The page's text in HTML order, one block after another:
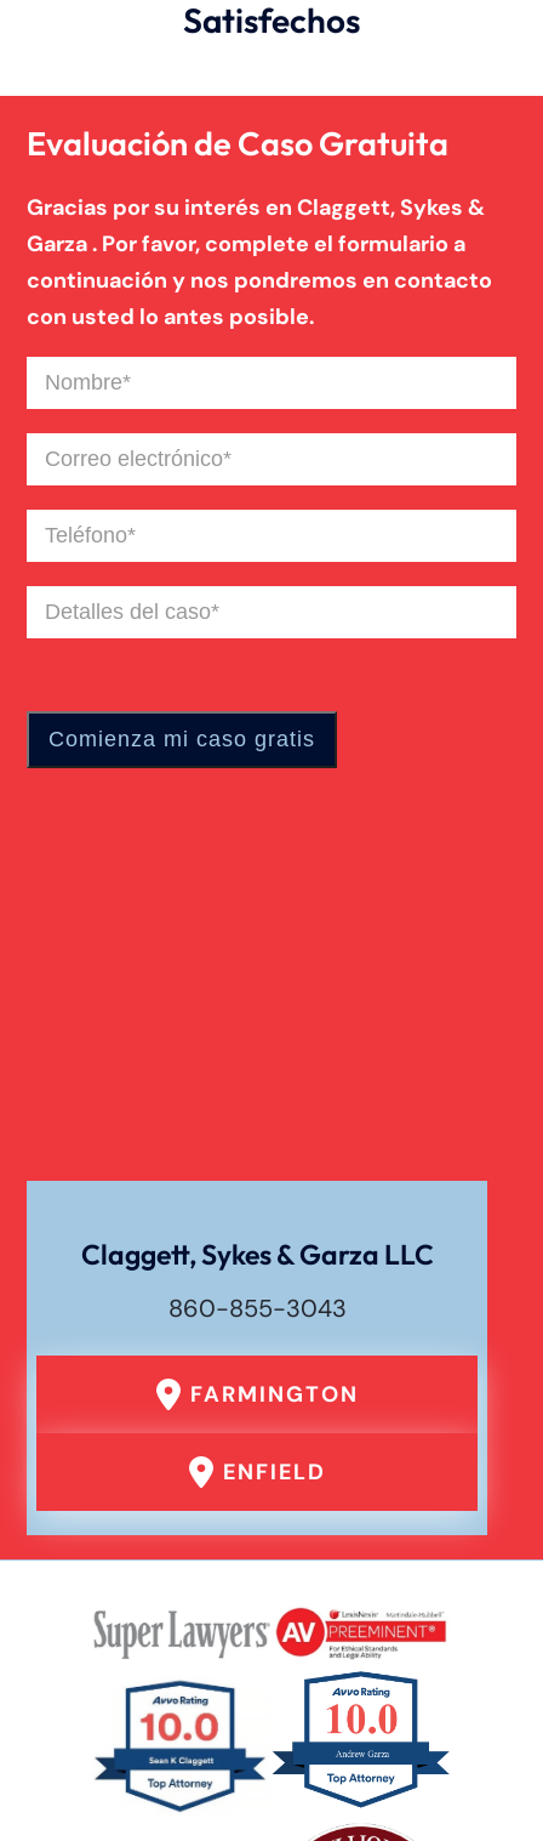
Satisfechos
Evaluación de Caso Gratuita
Gracias por su interés en Claggett, Sykes &
Garza . Por favor, complete el formulario a
continuación y nos pondremos en contacto
con usted lo antes posible.
Nombre(Required)
Correo
electrónico(Required)
Teléfono(Required)
Detalles
del
Claggett, Sykes & Garza LLC
860-855-3043
FARMINGTON
ENFIELD